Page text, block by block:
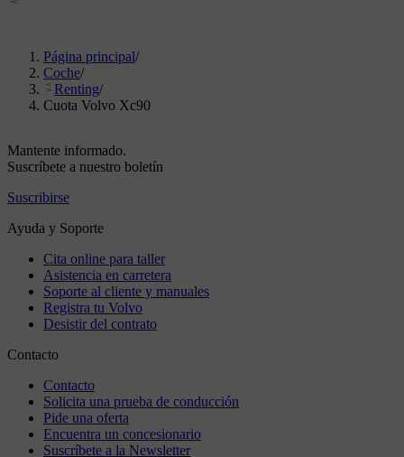
Página principal/
Coche/
Renting/
Cuota Volvo Xc90